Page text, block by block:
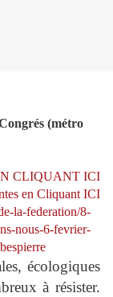
(métro
CLIQUANT ICI
en Cliquant ICI
la-federation/8-
nous-6-fevrier-
écologiques
à résister.